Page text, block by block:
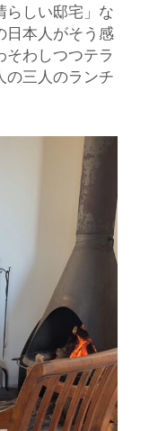
らしい邸宅」な
日本人がそう感
そわしつつテラ
の三人のランチ